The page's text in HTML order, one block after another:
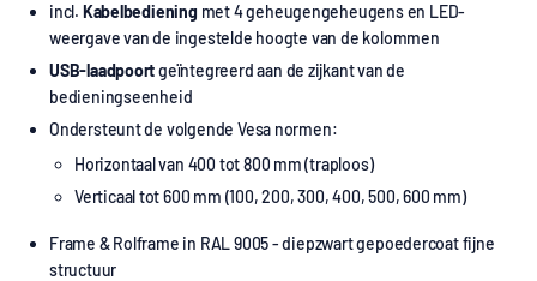
incl. Kabelbediening met 4 geheugengeheugens en LED-
weergave van de ingestelde hoogte van de kolommen
USB-laadpoortgeïntegreerd aan de zijkant van de
bedieningseenheid
Ondersteunt de volgende Vesa normen:
Horizontaal van 400 tot 800 mm (traploos)
Verticaal tot 600 mm (100, 200, 300, 400, 500, 600 mm)
Frame & Rolframe in RAL 9005 - diepzwart gepoedercoat fijne
structuur